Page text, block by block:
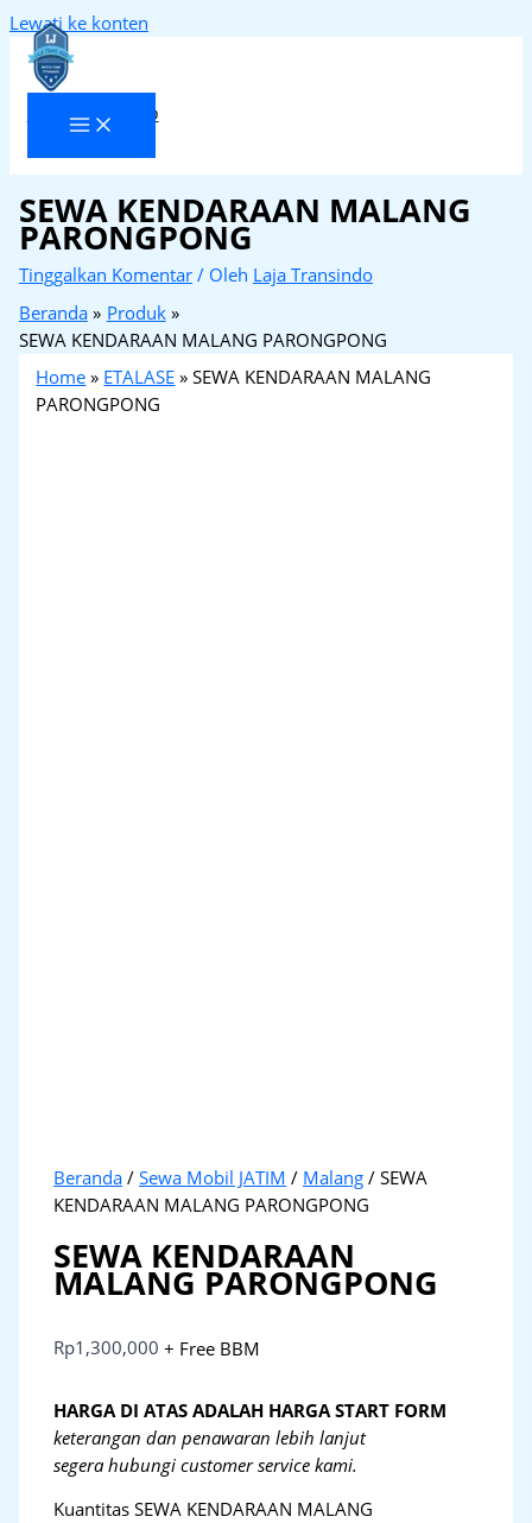
Lewati ke konten
Laja Transindo
SEWA KENDARAAN MALANG
PARONGPONG
Tinggalkan Komentar / Oleh Laja Transindo
Beranda
Produk
SEWA KENDARAAN MALANG PARONGPONG
Home » ETALASE »SEWA KENDARAAN MALANG
PARONGPONG
Beranda /Sewa Mobil JATIM / Malang / SEWA
KENDARAAN MALANG PARONGPONG
SEWA KENDARAAN
MALANG PARONGPONG
Rp1,300,000 + Free BBM
HARGA DI ATAS ADALAH HARGA START FORM
keterangan dan penawaran lebih lanjut
segera hubungi customer service kami.
Kuantitas SEWA KENDARAAN MALANG